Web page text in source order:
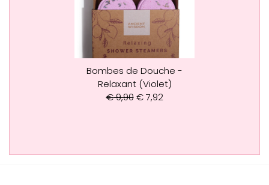
Bombes de Douche -
Relaxant (Violet)
€9,90 €7,92